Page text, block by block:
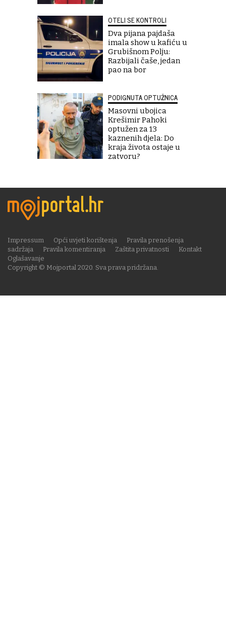
OTELI SE KONTROLI
Dva pijana pajdaša
imala show u kafiću u
Grubišnom Polju:
Razbijali čaše, jedan
pao na bor
PODIGNUTA OPTUŽNICA
Masovni ubojica
Krešimir Pahoki
optužen za 13
kaznenih djela: Do
kraja života ostaje u
zatvoru?
Copyright © Mojportal 2020. Sva prava pridržana.
Impressum Opći uvjeti korištenja
Pravila prenošenja
sadržaja
Pravila komentiranja Zaštita privatnosti
Kontakt
Oglašavanje